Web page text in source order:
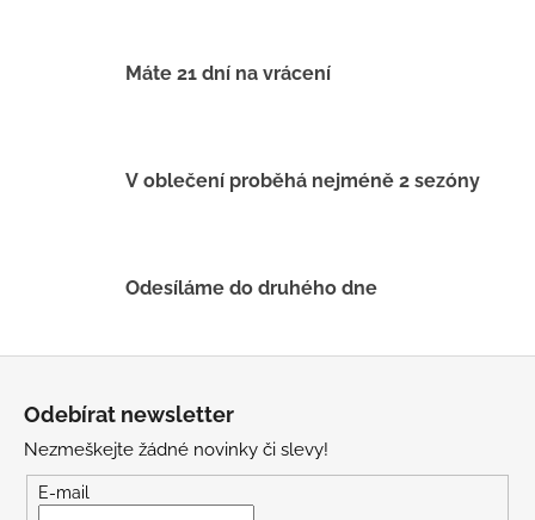
í
k
p
u
Máte 21 dní na vrácení
V oblečení proběhá nejméně 2 sezóny
Odesíláme do druhého dne
Odebírat newsletter
Nezmeškejte žádné novinky či slevy!
E-mail